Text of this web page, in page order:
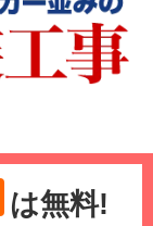
は無料!